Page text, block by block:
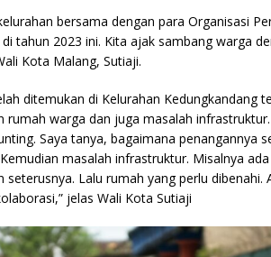
bersama dengan para Organisasi
tahun 2023 ini. Kita ajak sambang warga
Kota Malang, Sutiaji.
ditemukan di Kelurahan Kedungkandang
warga dan juga masalah
Saya tanya, bagaimana penangannya
masalah infrastruktur. Misalnya
Lalu rumah yang perlu dibenahi.
jelas Wali Kota Sutiaji